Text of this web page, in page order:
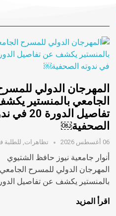
المهرجان الدولي
الجامعي بالمنستير
تفاصيل الدورة
الصحفية￼
06 أغسطس 2026 تظاهرات, للطلبة
أنوار جامعية نيوز حافظ الشتيوي
المهرجان الدولي للمسرح الجامعي
بالمنستير يكشف عن تفاصيل الدورة
اقرأ المزيد